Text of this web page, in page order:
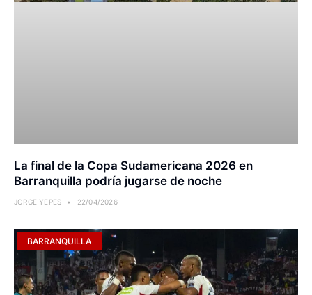
La final de la Copa Sudamericana 2026 en
Barranquilla podría jugarse de noche
JORGE YEPES 22/04/2026
BARRANQUILLA